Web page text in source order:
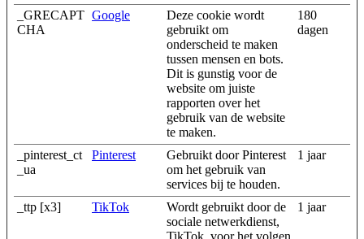
_GRECAPT
CHA
Google
Deze cookie wordt
gebruikt om
onderscheid te maken
tussen mensen en bots.
Dit is gunstig voor de
website om juiste
rapporten over het
gebruik van de website
te maken.
180
dagen
_pinterest_ct
_ua
Pinterest
Gebruikt door Pinterest
om het gebruik van
services bij te houden.
1 jaar
_ttp [x3] TikTok
Wordt gebruikt door de
sociale netwerkdienst,
TikTok, voor het volgen
1 jaar